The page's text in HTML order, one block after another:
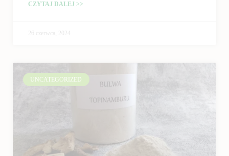
CZYTAJ DALEJ >>
26 czerwca, 2024
UNCATEGORIZED